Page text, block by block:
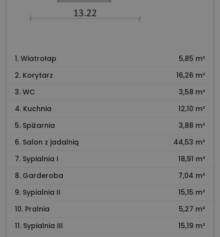
1. Wiatrołap
5,85 m²
2. Korytarz
16,26 m²
3. WC
3,58 m²
4. Kuchnia
12,10 m²
5. Spiżarnia
3,88 m²
6. Salon z jadalnią
44,53 m²
7. Sypialnia I
18,91 m²
8. Garderoba
7,04 m²
9. Sypialnia II
15,15 m²
10. Pralnia
5,27 m²
11. Sypialnia III
15,19 m²